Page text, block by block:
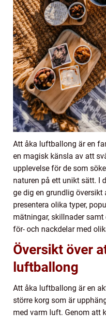
Att åka luftballong är en
en magisk känsla av att
upplevelse för de som
naturen på ett unikt sätt. I
ge dig en grundlig
presentera olika typer,
mätningar, skillnader
för- och nackdelar med
Översikt över
luftballong
Att åka luftballong är en
större korg som är
med varm luft. Genom att